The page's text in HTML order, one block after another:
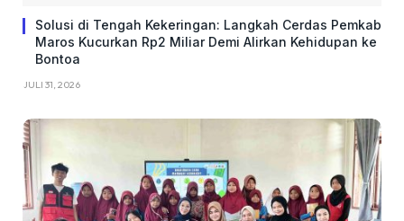
Solusi di Tengah Kekeringan: Langkah Cerdas Pemkab
Maros Kucurkan Rp2 Miliar Demi Alirkan Kehidupan ke
Bontoa
JULI 31, 2026